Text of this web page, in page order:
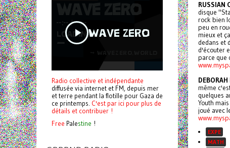
RUSSIAN
disque
rock bien
peu en
mieux et
dedans et
d'écouter
parce que
même
quelques
Youth
joué avec
EXPE
MATH
Radio collective et indépendante
diffusée via internet et FM, depuis mer
et terre pendant la flotille pour Gaza de
ce printemps. C'est par ici pour plus de
détails et contribuer !
Free Palestine !